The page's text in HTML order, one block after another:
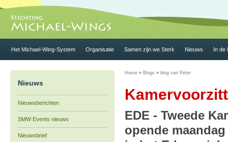
Het Michael-Wing-System Organisatie Samen zijn we Sterk Nieuws In de
Nieuws
Nieuwsberichten
SMW Events nieuws
Nieuwsbrief
Home » Blogs » blog van Peter
EDE - Tweede
opende